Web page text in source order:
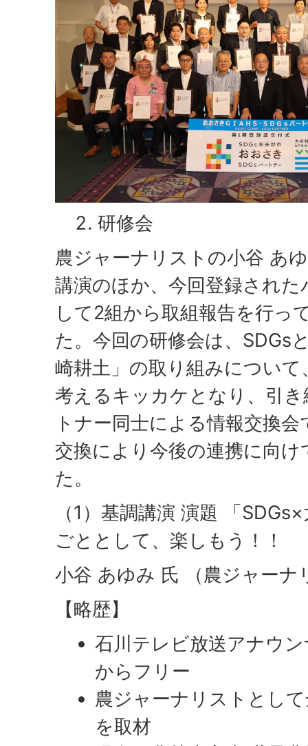
研修会
農ジャーナリストの小谷 あ
講演のほか、今回登録され
して2組から取組報告を行っ
た。今回の研修会は、SDGs
崎耕土」の取り組みについ
考えるキッカケとなり、引
トナー同士による情報交換
交換により今後の連携に向
た。
（1）基調講演 演題 「
ごととして、楽しもう！！
小谷 あゆみ 氏 （農ジャーナ
【略歴】
石川テレビ放送アナウ
からフリー
農ジャーナリストとし
を取材